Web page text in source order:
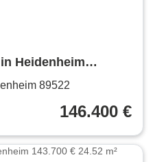
Heidenheim
89522
146.400 €